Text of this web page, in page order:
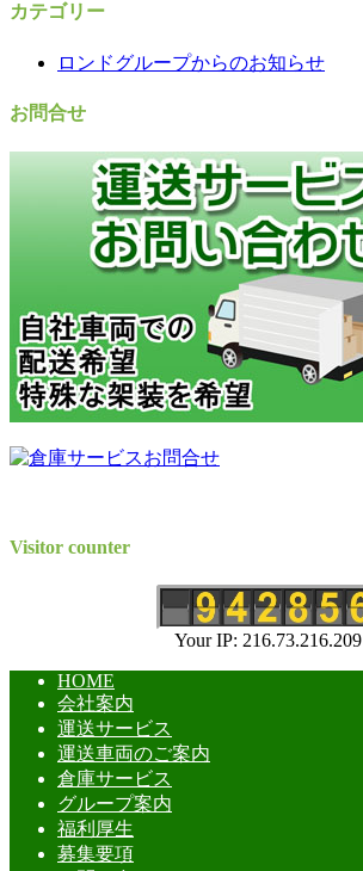
カテゴリー
ロンドグループからのお知らせ
お問合せ
Visitor counter
Your IP: 216.73.216.209
HOME
会社案内
運送サービス
運送車両のご案内
倉庫サービス
グループ案内
福利厚生
募集要項